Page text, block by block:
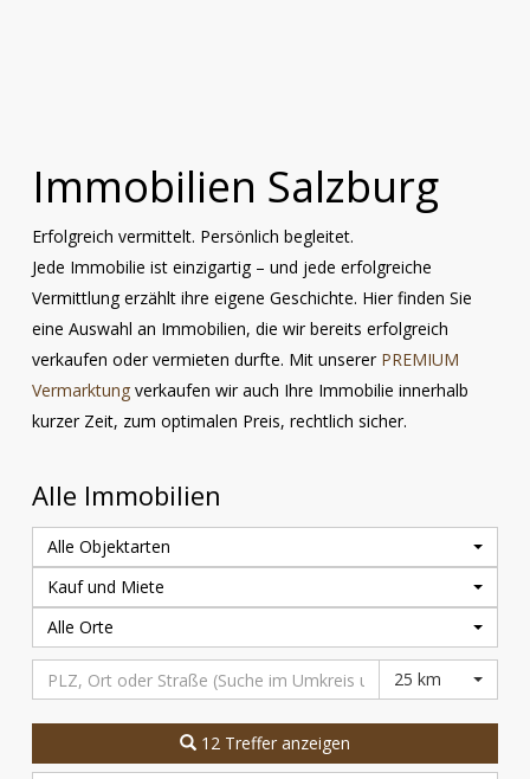
Immobilien Salzburg
Erfolgreich vermittelt. Persönlich begleitet.
Jede Immobilie ist einzigartig – und jede erfolgreiche
Vermittlung erzählt ihre eigene Geschichte. Hier finden Sie
eine Auswahl an Immobilien, die wir bereits erfolgreich
verkaufen oder vermieten durfte. Mit unserer PREMIUM
Vermarktungverkaufen wir auch Ihre Immobilie innerhalb
kurzer Zeit, zum optimalen Preis, rechtlich sicher.
Alle Immobilien
Alle Objektarten
Kauf und Miete
Alle Orte
25 km
12 Treffer anzeigen